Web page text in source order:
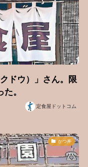
ドウ）」さん。限
。
定食屋ドットコム
かつ丼